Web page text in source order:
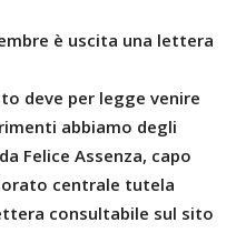
è uscita una lettera
deve per legge venire
abbiamo degli
Felice Assenza, capo
centrale tutela
consultabile sul sito